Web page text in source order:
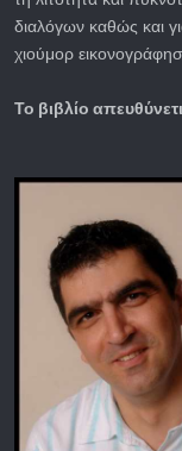
διαλόγων καθώς και
χιούμορ
Το βιβλίο